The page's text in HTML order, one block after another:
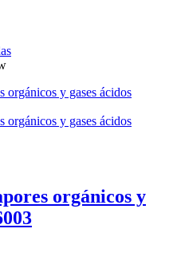
orgánicos y